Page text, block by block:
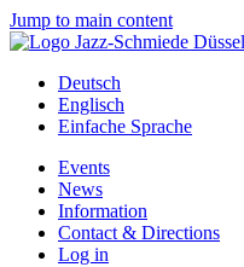
Jump to main content
Deutsch
Englisch
Einfache Sprache
Events
News
Information
Contact & Directions
Log in